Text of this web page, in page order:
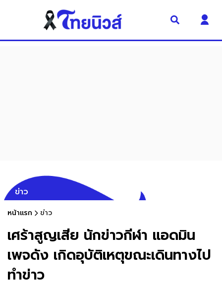
ข่าว
หน้าแรก ข่าว
เศร้าสูญเสีย นักข่าวกีฬา แอดมิน
เพจดัง เกิดอุบัติเหตุขณะเดินทางไป
ทำข่าว